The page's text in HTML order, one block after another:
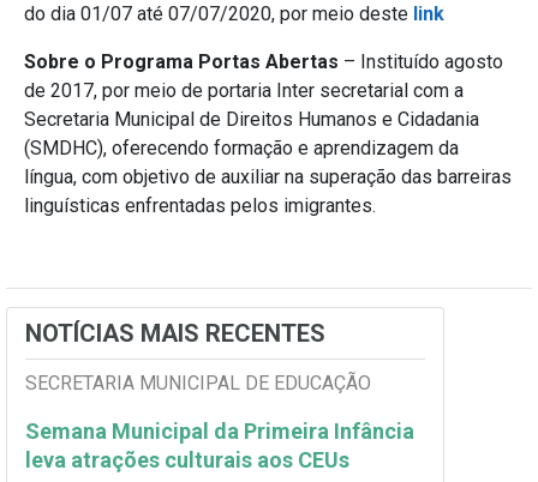
do dia 01/07 até 07/07/2020, por meio deste link
Sobre o Programa Portas Abertas – Instituído agosto
de 2017, por meio de portaria Inter secretarial com a
Secretaria Municipal de Direitos Humanos e Cidadania
(SMDHC), oferecendo formação e aprendizagem da
língua, com objetivo de auxiliar na superação das barreiras
linguísticas enfrentadas pelos imigrantes.
NOTÍCIAS MAIS RECENTES
SECRETARIA MUNICIPAL DE EDUCAÇÃO
Semana Municipal da Primeira Infância
leva atrações culturais aos CEUs